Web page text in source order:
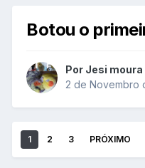
Botou o
Por Jesi moura
2 de Novembro
1 2 3 PRÓXIMO